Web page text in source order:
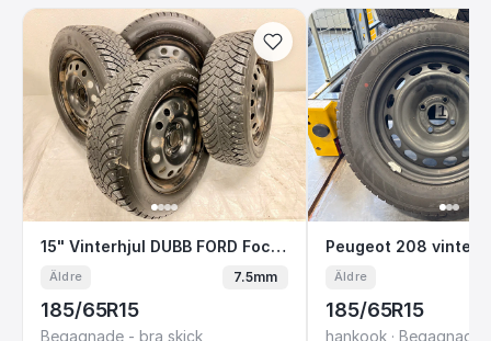
15" Vinterhjul DUBB FORD Focus + Mondeo
15" Vinterhjul DUBB FORD Focus + Mondeo 4x108 185/65R15
Äldre 7.5mm
185/65R15
Begagnade - bra skick
Peugeot 208
Peugeot 208
Äldre
185/65R15
hankook · Begagnade